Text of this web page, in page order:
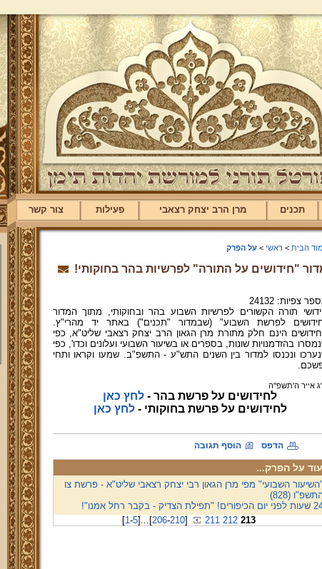
תכנים מרן הרב יצחק רצאבי פעילות צור קשר
הבית > ראשי >על הפרק
"חידושים על התורה" לפרשיות בהר בחוקותי!
צפיות: 24132
תורה הקשורים לפרשיות השבוע בהר ובחוקותי, מתוך המדור
לפרשת השבוע" (שבמדור "תכנים") באתר יד מהרי"ץ.
הינם חלק מתורת מרן הגאון הרב יצחק רצאבי שליט"א, כפי
בהזדמנויות שונות, בספרים או בשיעור השבועי ועלונים וכדו', כפי
ונכנסו למדור בין השנים התש"ע - התשפ"ב. שמעו וקראו ותחי
אייר ה'תשפ''ה
לחידושים על פרשת בהר - לחץ כאן
לחידושים על פרשת בחוקותי -לחץ כאן
הדפס הוסף תגובה
עוד על הפרק...
"השיעור השבועי" מפי מרן הגאון רבי יצחק רצאבי שליט"א - פרשת צו
(828)
הכיפורים! "תפילת הצדיק - בקבר רחל אמנו"!
[1-5] ... [206-210] 211 212 213